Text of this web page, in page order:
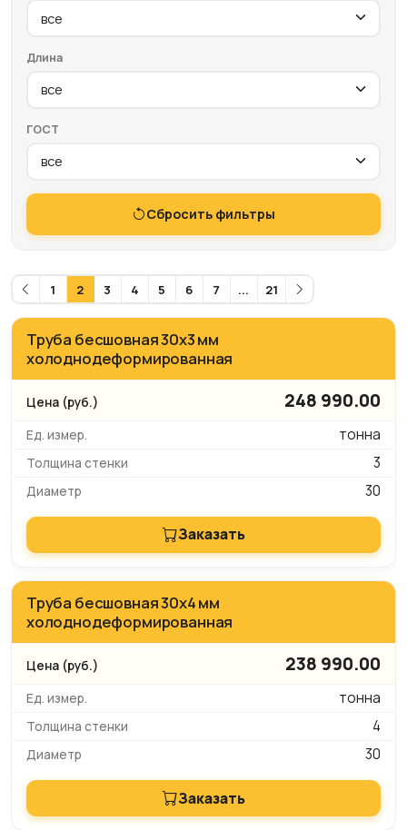
Длина
ГОСТ
Сбросить фильтры
1 2 3 4 5 6 7 ... 21
Труба бесшовная 30х3 мм
холоднодеформированная
248 990.00
тонна
3
30
Заказать
Труба бесшовная 30х4 мм
холоднодеформированная
238 990.00
тонна
4
30
Заказать